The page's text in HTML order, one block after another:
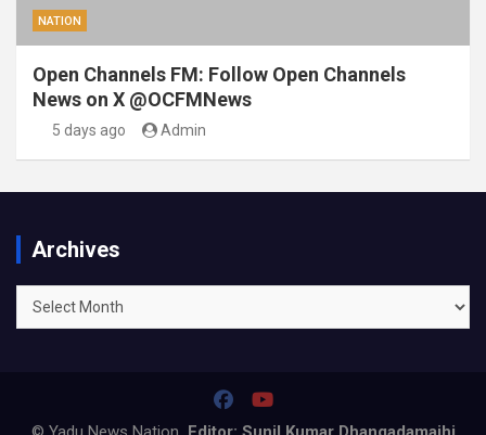
NATION
Open Channels FM: Follow Open Channels
News on X @OCFMNews
5 days ago Admin
Archives
Archives